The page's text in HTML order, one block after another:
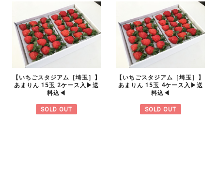
【いちごスタジアム［埼玉］】
あまりん 15玉 2ケース入▶︎送
料込◀︎
SOLD OUT
【いちごスタジアム［埼玉］】
あまりん 15玉 4ケース入▶︎送
料込◀︎
SOLD OUT